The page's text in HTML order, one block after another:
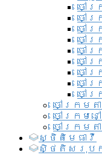
ចៅក្
ចៅក្
ចៅក្
ចៅក្
ចៅក្
ចៅក្
ចៅ
ចៅ
ចៅក្
ចៅក្រមត
ចៅក្រម
ចៅក្រមត
ស្ថិតិមេធាវី
សិ្ថតិសរុបក